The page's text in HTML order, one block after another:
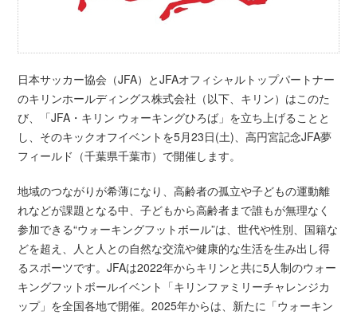
日本サッカー協会（JFA）とJFAオフィシャルトップパートナー
のキリンホールディングス株式会社（以下、キリン）はこのた
び、「JFA・キリン ウォーキングひろば」を立ち上げることと
し、そのキックオフイベントを5月23日(土)、高円宮記念JFA夢
フィールド（千葉県千葉市）で開催します。
地域のつながりが希薄になり、高齢者の孤立や子どもの運動離
れなどが課題となる中、子どもから高齢者まで誰もが無理なく
参加できる“ウォーキングフットボール”は、世代や性別、国籍な
どを超え、人と人との自然な交流や健康的な生活を生み出し得
るスポーツです。JFAは2022年からキリンと共に5人制のウォー
キングフットボールイベント「キリンファミリーチャレンジカ
ップ」を全国各地で開催。2025年からは、新たに「ウォーキン